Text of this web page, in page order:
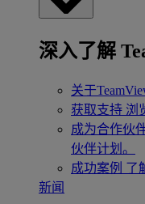
深入了解
关于
获取支持 浏
成为合作伙
伙伴计划。
成功案例 了
新闻